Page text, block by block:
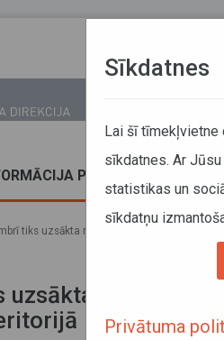
PĀRVADĀTĀJIEM
tiks uzsākta reģionālā maršrutu tīkla
reģionālā
Sīkdatnes
Lai šī tīmekļvietne
sīkdatnes. Ar
statistikas un
sīkdatņu
Privātuma